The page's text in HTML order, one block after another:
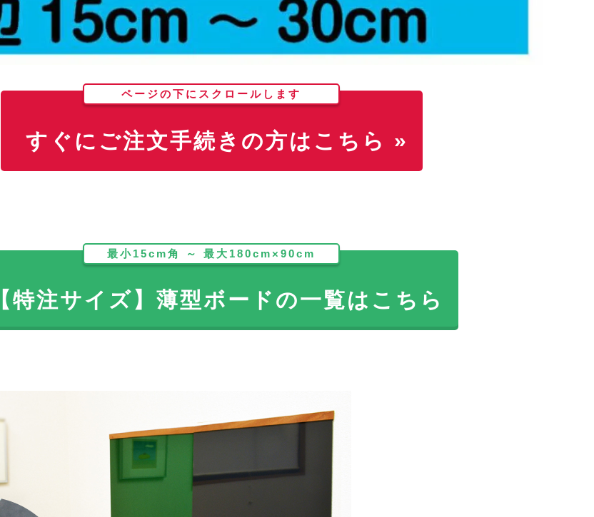
ページの下にスクロールします
すぐにご注文手続きの方はこちら »
最小15cm角 ～ 最大180cm×90cm
【特注サイズ】薄型ボードの一覧はこちら